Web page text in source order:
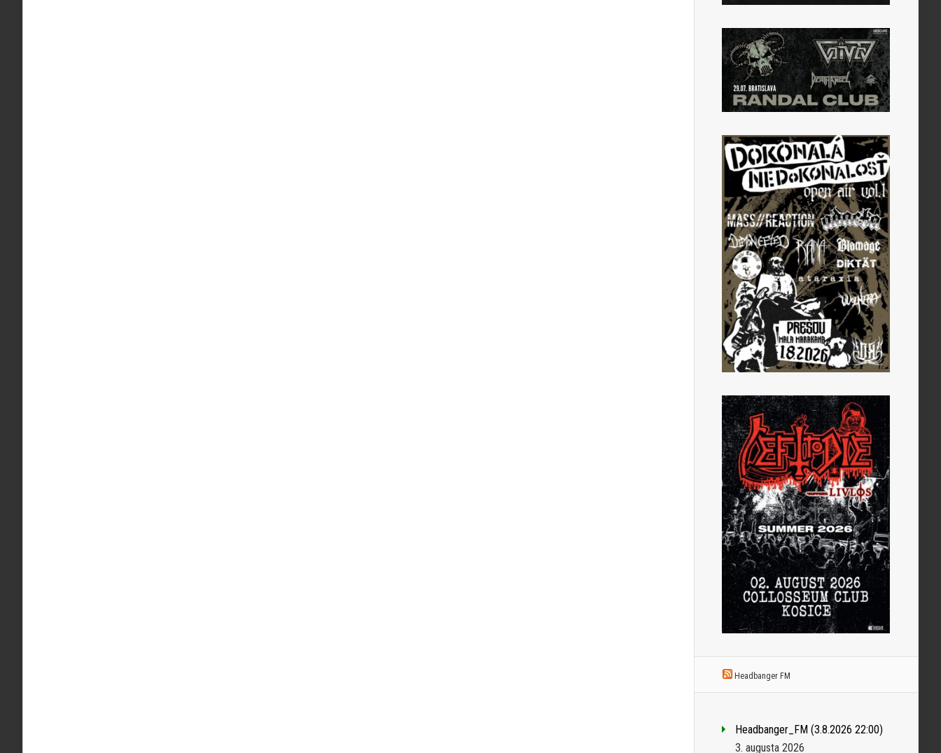
Headbanger FM
Headbanger_FM (3.8.2026 22:00)
3. augusta 2026